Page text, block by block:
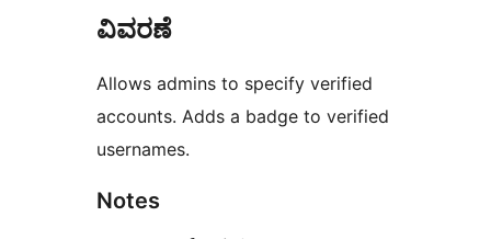
ವಿವರಣೆ
Allows admins to specify verified
accounts. Adds a badge to verified
usernames.
Notes